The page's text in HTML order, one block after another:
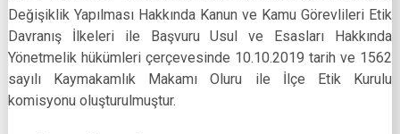
Değişiklik Yapılması Hakkında Kanun ve Kamu Görevlileri Etik
Davranış İlkeleri ile Başvuru Usul ve Esasları Hakkında
Yönetmelik hükümleri çerçevesinde 10.10.2019 tarih ve 1562
sayılı Kaymakamlık Makamı Oluru ile İlçe Etik Kurulu
komisyonu oluşturulmuştur.